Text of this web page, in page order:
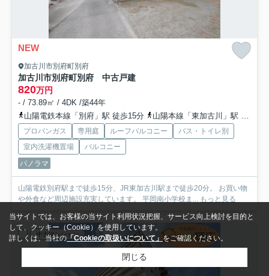
NEW
加古川市別府町別府
加古川市別府町別府 中古戸建
820万円
- / 73.89㎡ / 4DK /築44年
山陽電鉄本線「別府」駅 徒歩15分
山陽本線「東加古川」駅 徒歩20分
プロパンガス 専用庭 ルーフバルコニー
バス・トイレ別
室内洗濯機置場
バルコニー
パノラマ
山陽電鉄別府駅まで徒歩15分、JR東加古川駅まで徒歩20分。 お買い物
や外食など周辺施設充実しています。 平岡南小学校ま... もっと見る
中古マンション
当サイトでは、お客様の当サイト利用状況把握、サービス向上検討を目的と
して、クッキー（Cookie）を使用しています。
詳しくは、当社の 「Cookieの取扱いについて」 をご確認ください。
閉じる